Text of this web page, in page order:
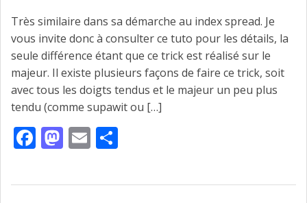
Très similaire dans sa démarche au index spread. Je
vous invite donc à consulter ce tuto pour les détails, la
seule différence étant que ce trick est réalisé sur le
majeur. Il existe plusieurs façons de faire ce trick, soit
avec tous les doigts tendus et le majeur un peu plus
tendu (comme supawit ou […]
Facebook
Mastodon
Email